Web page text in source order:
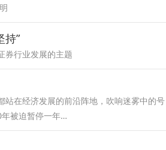
持”
券行业发展的主题
在经济发展的前沿阵地，吹响迷雾中的号
被迫暂停一年…